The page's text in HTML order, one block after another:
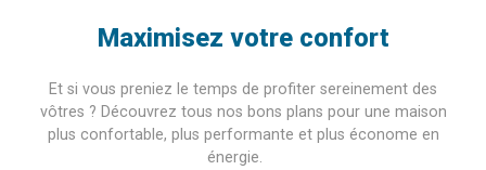
Maximisez votre confort
Et si vous preniez le temps de profiter sereinement des
vôtres ? Découvrez tous nos bons plans pour une maison
plus confortable, plus performante et plus économe en
énergie.